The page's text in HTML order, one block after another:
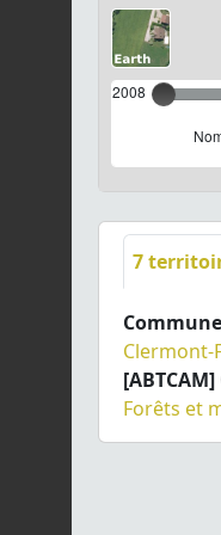
2008
7
Clermont-
Forêts et